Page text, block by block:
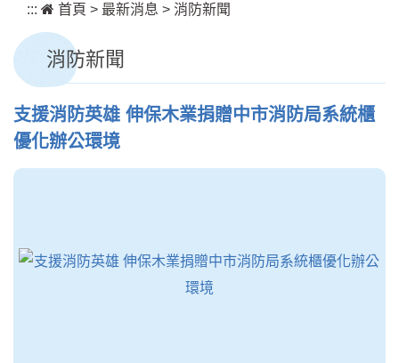
::: 首頁 > 最新消息 > 消防新聞
消防新聞
支援消防英雄 伸保木業捐贈中市消防局系統櫃
優化辦公環境